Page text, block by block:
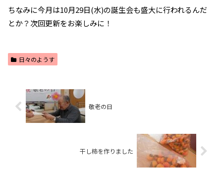
ちなみに今月は10月29日(水)の誕生会も盛大に行われるんだ
とか？次回更新をお楽しみに！
日々のようす
敬老の日
干し柿を作りました